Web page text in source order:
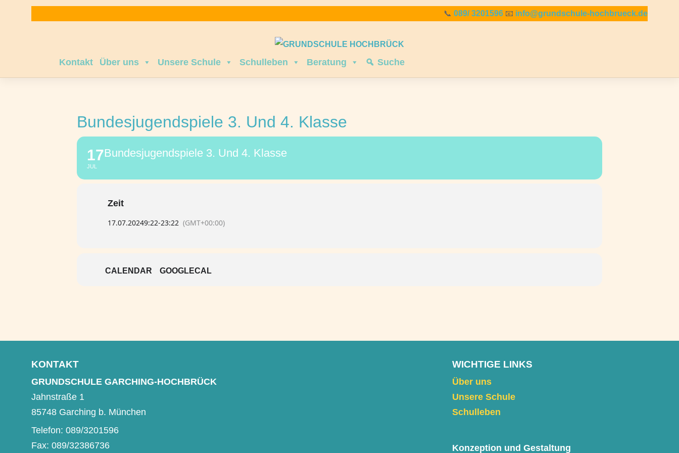
📞 089/ 3201596 📧 info@grundschule-hochbrueck.de
Kontakt Über uns Unsere Schule Schulleben Beratung Suche
Bundesjugendspiele 3. Und 4. Klasse
17
JUL
Bundesjugendspiele 3. Und 4. Klasse
Zeit
17.07.20249:22-23:22 (GMT+00:00)
CALENDAR GOOGLECAL
KONTAKT
GRUNDSCHULE GARCHING-HOCHBRÜCK
Jahnstraße 1
85748 Garching b. München
Telefon: 089/3201596
Fax: 089/32386736
WICHTIGE LINKS
Über uns
Unsere Schule
Schulleben
Konzeption und Gestaltung